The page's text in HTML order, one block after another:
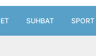
SUHBAT SPORT